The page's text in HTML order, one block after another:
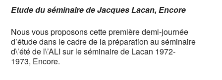
Etude du séminaire de Jacques Lacan, Encore
Nous vous proposons cette première demi-journée
d’étude dans le cadre de la préparation au séminaire
d\’été de l\’ALI sur le séminaire de Lacan 1972-
1973, Encore.